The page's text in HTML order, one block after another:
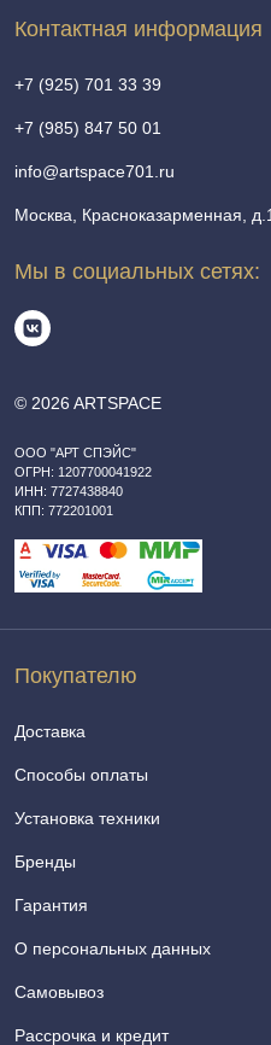
© 2026 ARTSPACE
ООО "АРТ СПЭЙС"
ОГРН: 1207700041922
ИНН: 7727438840
КПП: 772201001
Покупателю
Доставка
Способы оплаты
Установка техники
Бренды
Гарантия
О персональных данных
Самовывоз
Рассрочка и кредит
Контактная информация
+7 (925) 701 33 39
+7 (985) 847 50 01
info@artspace701.ru
Москва, Красноказарменная,
Мы в социальных сетях: